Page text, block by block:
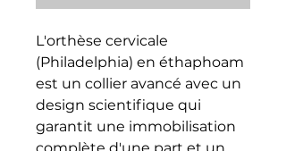
L'orthèse cervicale
(Philadelphia) en éthaphoam
est un collier avancé avec un
design scientifique qui
garantit une immobilisation
complète d'une part et un